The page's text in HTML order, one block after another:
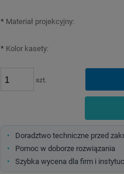
* Materiał projekcyjny:
* Kolor kasety:
szt.
Doradztwo techniczne przed
Pomoc w doborze rozwiązania
Szybka wycena dla firm i